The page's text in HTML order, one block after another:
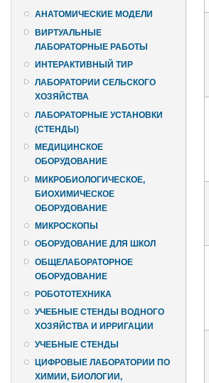
АНАТОМИЧЕСКИЕ МОДЕЛИ
ВИРТУАЛЬНЫЕ
ЛАБОРАТОРНЫЕ РАБОТЫ
ИНТЕРАКТИВНЫЙ ТИР
ЛАБОРАТОРИИ СЕЛЬСКОГО
ХОЗЯЙСТВА
ЛАБОРАТОРНЫЕ УСТАНОВКИ
(СТЕНДЫ)
МЕДИЦИНСКОЕ
ОБОРУДОВАНИЕ
МИКРОБИОЛОГИЧЕСКОЕ,
БИОХИМИЧЕСКОЕ
ОБОРУДОВАНИЕ
МИКРОСКОПЫ
ОБОРУДОВАНИЕ ДЛЯ ШКОЛ
ОБЩЕЛАБОРАТОРНОЕ
ОБОРУДОВАНИЕ
РОБОТОТЕХНИКА
УЧЕБНЫЕ СТЕНДЫ ВОДНОГО
ХОЗЯЙСТВА И ИРРИГАЦИИ
УЧЕБНЫЕ СТЕНДЫ
ЦИФРОВЫЕ ЛАБОРАТОРИИ ПО
ХИМИИ, БИОЛОГИИ,